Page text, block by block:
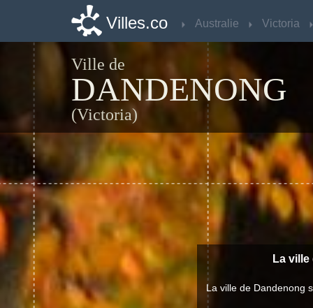
Villes.co Australie Victoria
Ville de
DANDENONG
(Victoria)
La
La ville de Dandenong
Villes.co Australie Victoria